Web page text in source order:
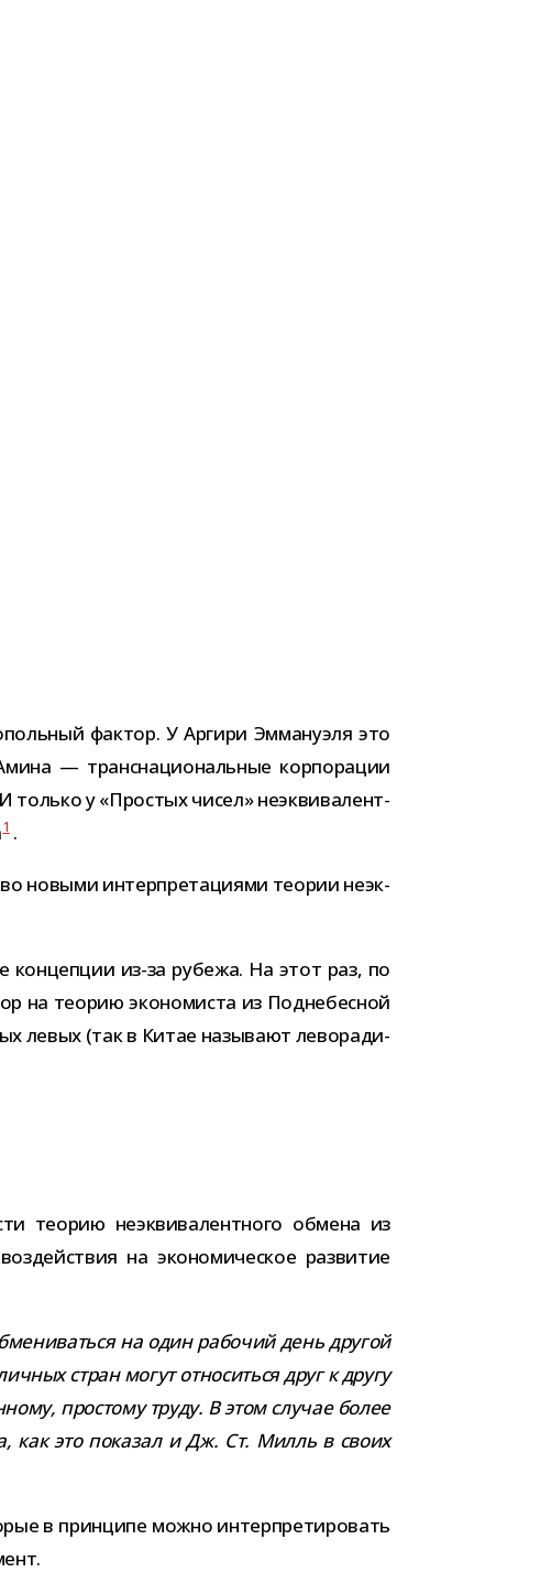
фак­тор. У Аргири Эммануэля это
— транс­на­ци­о­наль­ные кор­по­ра­ции
у «Простых чисел» неэк­ви­ва­лент­
1.
новыми интер­пре­та­ци­ями тео­рии неэк­
из-​за рубежа. На этот раз, по
на тео­рию эко­но­ми­ста из Поднебесной
левых (так в Китае назы­вают лево­ра­ди­
тео­рию неэк­ви­ва­лент­ного обмена из
на эко­но­ми­че­ское раз­ви­тие
на один рабо­чий день дру­гой
стран могут отно­ситься друг к другу
про­стому труду. В этом слу­чае более
как это пока­зал и Дж. Ст. Милль в своих
в прин­ципе можно интер­пре­ти­ро­вать